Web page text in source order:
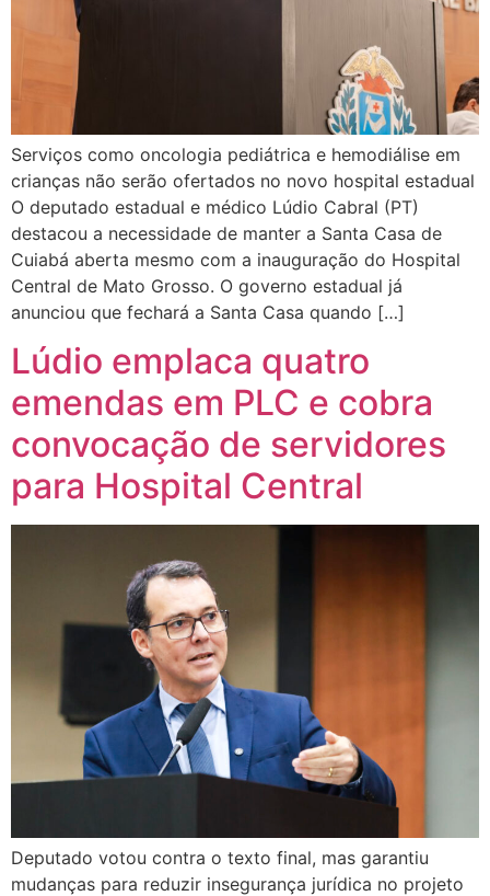
Serviços como oncologia pediátrica e hemodiálise em
crianças não serão ofertados no novo hospital estadual
O deputado estadual e médico Lúdio Cabral (PT)
destacou a necessidade de manter a Santa Casa de
Cuiabá aberta mesmo com a inauguração do Hospital
Central de Mato Grosso. O governo estadual já
anunciou que fechará a Santa Casa quando […]
Lúdio emplaca quatro
emendas em PLC e cobra
convocação de servidores
para Hospital Central
Deputado votou contra o texto final, mas garantiu
mudanças para reduzir insegurança jurídica no projeto